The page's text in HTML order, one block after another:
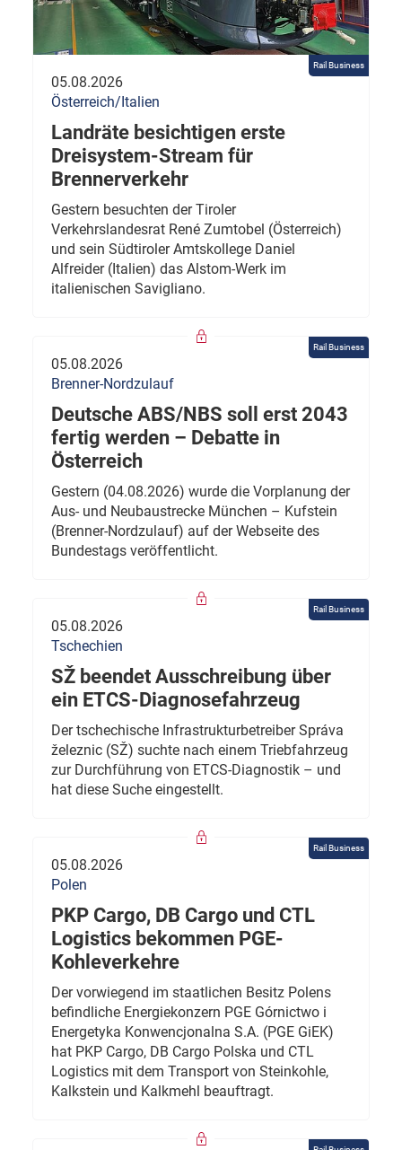
Rail Business
05.08.2026
Österreich/Italien
Landräte besichtigen erste
Dreisystem-Stream für
Brennerverkehr
Gestern besuchten der Tiroler
Verkehrslandesrat René Zumtobel (Österreich)
und sein Südtiroler Amtskollege Daniel
Alfreider (Italien) das Alstom-Werk im
italienischen Savigliano.
Rail Business
05.08.2026
Brenner-Nordzulauf
Deutsche ABS/NBS soll erst 2043
fertig werden – Debatte in
Österreich
Gestern (04.08.2026) wurde die Vorplanung der
Aus- und Neubaustrecke München – Kufstein
(Brenner-Nordzulauf) auf der Webseite des
Bundestags veröffentlicht.
Rail Business
05.08.2026
Tschechien
SŽ beendet Ausschreibung über
ein ETCS-Diagnosefahrzeug
Der tschechische Infrastrukturbetreiber Správa
železnic (SŽ) suchte nach einem Triebfahrzeug
zur Durchführung von ETCS-Diagnostik – und
hat diese Suche eingestellt.
Rail Business
05.08.2026
Polen
PKP Cargo, DB Cargo und CTL
Logistics bekommen PGE-
Kohleverkehre
Der vorwiegend im staatlichen Besitz Polens
befindliche Energiekonzern PGE Górnictwo i
Energetyka Konwencjonalna S.A. (PGE GiEK)
hat PKP Cargo, DB Cargo Polska und CTL
Logistics mit dem Transport von Steinkohle,
Kalkstein und Kalkmehl beauftragt.